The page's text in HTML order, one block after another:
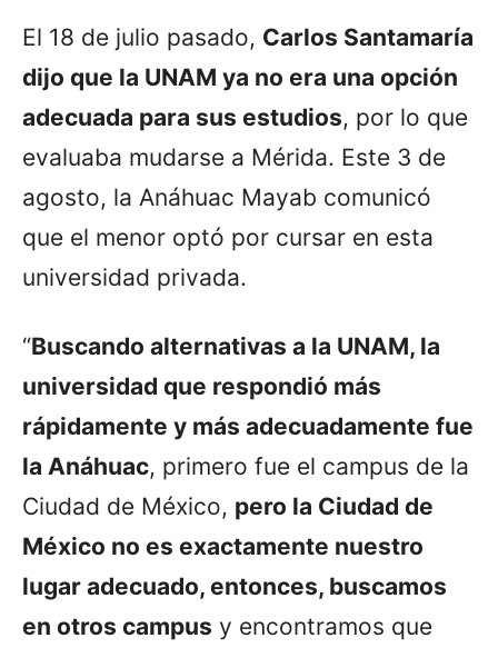
El 18 de julio pasado, Carlos Santamaría
dijo que la UNAM ya no era una opción
adecuada para sus estudios, por lo que
evaluaba mudarse a Mérida. Este 3 de
agosto, la Anáhuac Mayab comunicó
que el menor optó por cursar en esta
universidad privada.
“Buscando alternativas a la UNAM, la
universidad que respondió más
rápidamente y más adecuadamente fue
la Anáhuac, primero fue el campus de la
Ciudad de México, pero la Ciudad de
México no es exactamente nuestro
lugar adecuado, entonces, buscamos
en otros campus y encontramos que